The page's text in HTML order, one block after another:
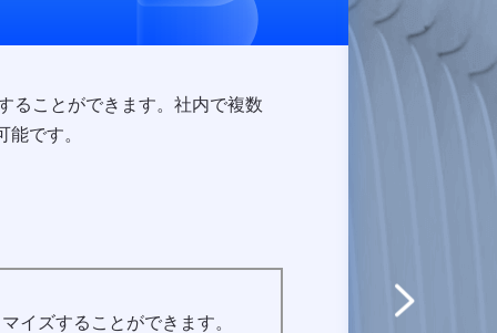
ることができます。社内で複数
です。
イズすることができます。
Server